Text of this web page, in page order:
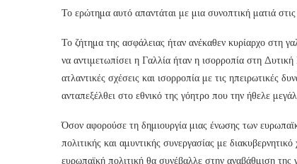
Το ερώτημα αυτό απαντάται με μια συνοπτική ματιά στις
Το ζήτημα της ασφάλειας ήταν ανέκαθεν κυρίαρχο στη
να αντιμετωπίσει η Γαλλία ήταν η ισορροπία στη
ατλαντικές σχέσεις και ισορροπία με τις ηπειρωτικές
ανταπεξέλθει στο εθνικό της γόητρο που την ήθελε
Όσον αφορούσε τη δημιουργία μιας ένωσης των
πολιτικής και αμυντικής συνεργασίας με
ευρωπαϊκή πολιτική θα συνέβαλλε στην αναβάθμιση